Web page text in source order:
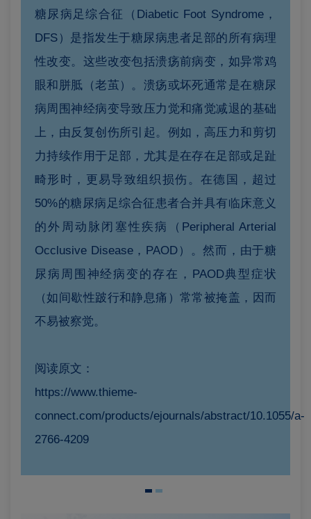
糖尿病足综合征（Diabetic Foot Syndrome，
DFS）是指发生于糖尿病患者足部的所有病理
性改变。这些改变包括溃疡前病变，如异常鸡
眼和胼胝（老茧）。溃疡或坏死通常是在糖尿
病周围神经病变导致压力觉和痛觉减退的基础
上，由反复创伤所引起。例如，高压力和剪切
力持续作用于足部，尤其是在存在足部或足趾
畸形时，更易导致组织损伤。在德国，超过
50%的糖尿病足综合征患者合并具有临床意义
的外周动脉闭塞性疾病（Peripheral Arterial
Occlusive Disease，PAOD）。然而，由于糖
尿病周围神经病变的存在，PAOD典型症状
（如间歇性跛行和静息痛）常常被掩盖，因而
不易被察觉。
阅读原文：
https://www.thieme-
connect.com/products/ejournals/abstract/10.1055/a-
2766-4209